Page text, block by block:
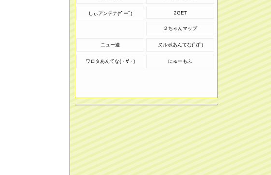
しぃアンテナ(*ﾟーﾟ) 2GET
２ちゃんマップ
ニュー速 ヌルポあんてな(ﾟДﾟ)
ワロタあんてな(・∀・) にゅーもふ